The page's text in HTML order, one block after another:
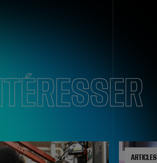
ARTICLES